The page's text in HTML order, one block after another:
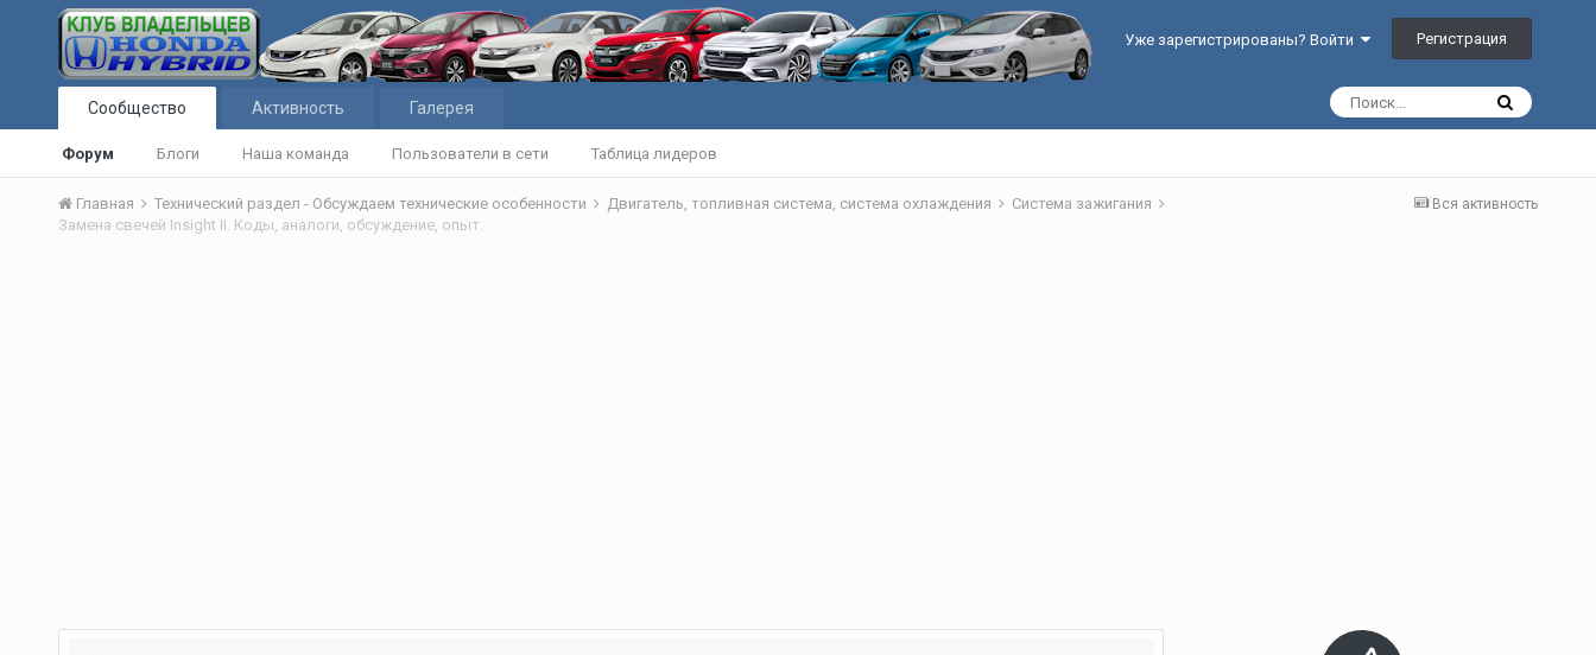
Уже зарегистрированы? Войти Регистрация
Сообщество
Форум Блоги Наша команда Пользователи в сети Таблица лидеров
Активность Галерея
Вся активность
Главная Технический раздел - Обсуждаем технические особенности Двигатель, топливная система, система охлаждения
Система зажигания
Замена свечей Insight II. Коды, аналоги, обсуждение, опыт.